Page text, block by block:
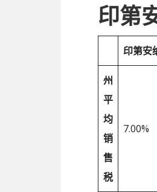
印第
印第安
州
平
均
销
售
税
7.00%